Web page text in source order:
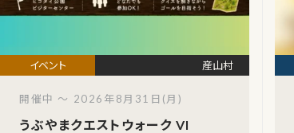
うぶやまクエストウォーク VI
産山村
開催中 ～ 2026年8月31日(月)